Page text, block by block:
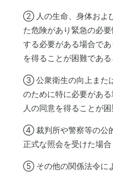
② 人の生命、身体およ
た危険があり緊急の必
する必要がある場合で
を得ることが困難である
③ 公衆衛生の向上また
のために特に必要があ
人の同意を得ることが
④ 裁判所や警察等の公
正式な照会を受けた場合
⑤ その他の関係法令に